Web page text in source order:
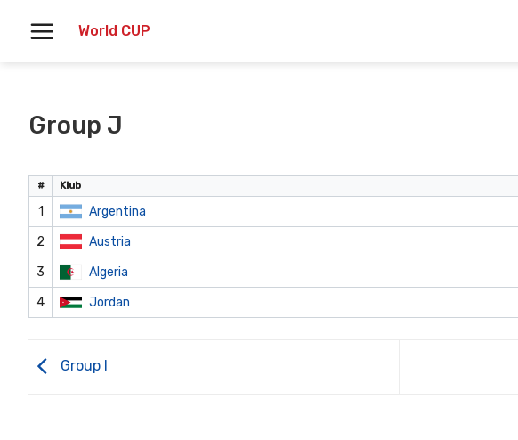
World CUP
Group J
# Klub
1 Argentina
2
Austria
3
Algeria
4
Jordan
Group I